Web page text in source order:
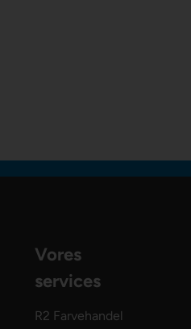
Vores
services
R2 Farvehandel